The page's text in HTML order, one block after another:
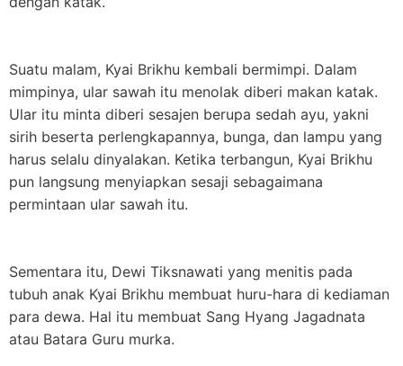
Suatu malam, Kyai Brikhu kembali bermimpi. Dalam
mimpinya, ular sawah itu menolak diberi makan katak.
Ular itu minta diberi sesajen berupa sedah ayu, yakni
sirih beserta perlengkapannya, bunga, dan lampu yang
harus selalu dinyalakan. Ketika terbangun, Kyai Brikhu
pun langsung menyiapkan sesaji sebagaimana
permintaan ular sawah itu.
Sementara itu, Dewi Tiksnawati yang menitis pada
tubuh anak Kyai Brikhu membuat huru-hara di kediaman
para dewa. Hal itu membuat Sang Hyang Jagadnata
atau Batara Guru murka.